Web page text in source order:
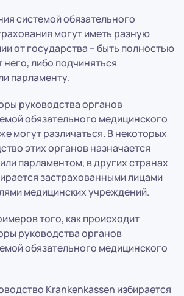
системой обязательного
могут иметь разную
от государства – быть полностью
либо подчиняться
парламенту.
руководства органов
обязательного медицинского
могут различаться. В некоторых
этих органов назначается
парламентом, в других странах
застрахованными лицами
медицинских учреждений.
того, как происходит
руководства органов
обязательного медицинского
Krankenkassen избирается